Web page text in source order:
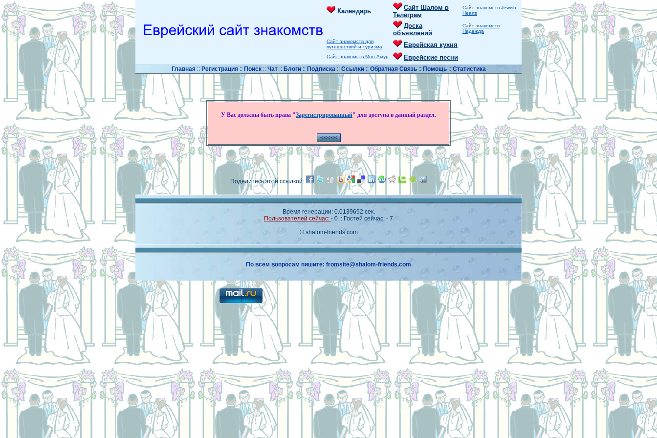
Календарь
Сайт Шалом в
Телеграм
Сайт знакомств Jewish
Hearts
Доска
объявлений
Сайт знакомств
Надежда
Сайт знакомств для
путешествий и туризма
Еврейская кухня
Сайт знакомств Мон Амур Еврейские песни
Главная :: Регистрация:: Поиск :: Чат :: Блоги:: Подписка :: Ссылки :: Обратная Связь:: Помощь :: Статистика
У Вас должны быть права "Зарегистрированный" для доступа в данный раздел.
Поделитесь этой ссылкой:
Время генерации: 0.0139692 сек.
Пользователей сейчас: - 0 :: Гостей сейчас: - 7
© shalom-friends.com
По всем вопросам пишите: fromsite@shalom-friends.com